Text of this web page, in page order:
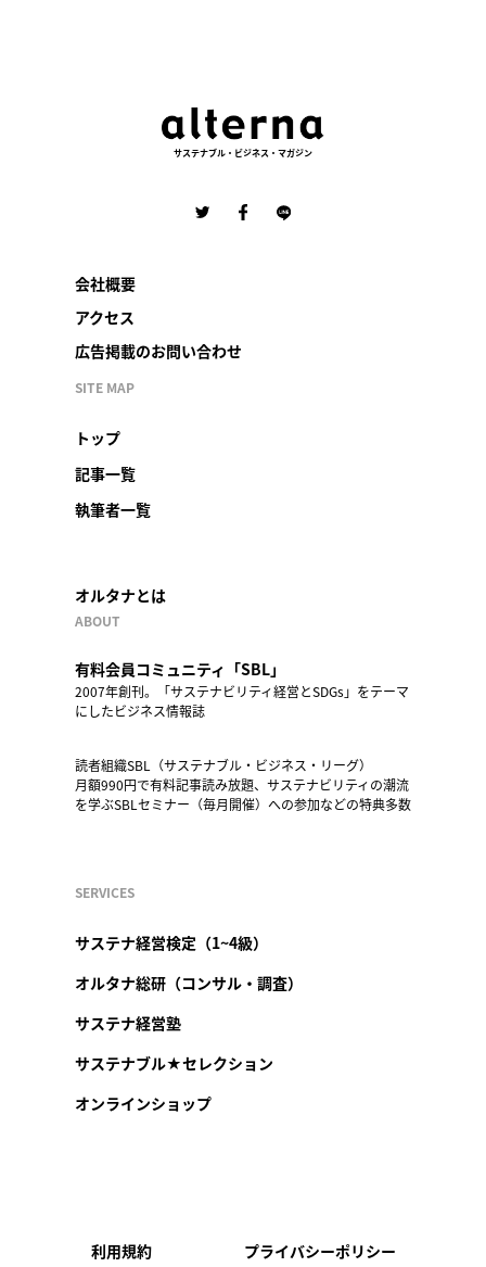
サステナブル・ビジネス・マガジン
会社概要
アクセス
広告掲載のお問い合わせ
SITE MAP
トップ
記事一覧
執筆者一覧
オルタナとは
ABOUT
有料会員コミュニティ「SBL」
2007年創刊。「サステナビリティ経営とSDGs」をテーマ
にしたビジネス情報誌
読者組織SBL（サステナブル・ビジネス・リーグ）
月額990円で有料記事読み放題、サステナビリティの潮流
を学ぶSBLセミナー（毎月開催）への参加などの特典多数
SERVICES
サステナ経営検定（1~4級）
オルタナ総研（コンサル・調査）
サステナ経営塾
サステナブル★セレクション
オンラインショップ
利用規約 プライバシーポリシー